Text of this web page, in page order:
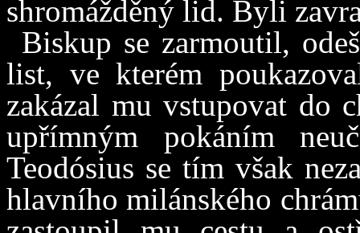
shromážděný lid. Byli
Biskup se zarmoutil,
list, ve kterém
zakázal mu vstupovat do
upřímným pokáním
Teodósius se tím však
hlavního milánského